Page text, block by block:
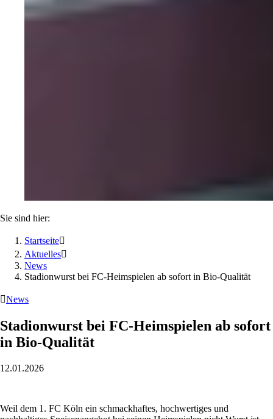
Sie sind hier:
Startseite
Aktuelles
News
Stadionwurst bei FC-Heimspielen ab sofort in Bio-Qualität
News
Stadionwurst bei FC-Heimspielen ab sofort
in Bio-Qualität
12.01.2026
Weil dem 1. FC Köln ein schmackhaftes, hochwertiges und